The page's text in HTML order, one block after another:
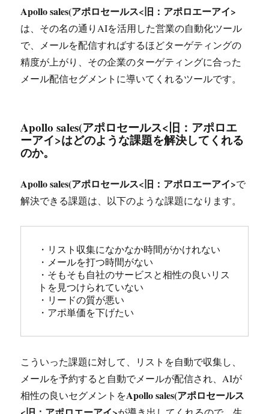
Apollo sales(アポロセールス<旧：アポロエーアイ>
は、その名の通りAIを活用した営業の自動化ツール
で、メールを配信すればするほどターゲティングの
精度が上がり、その企業のターゲティングに合った
メール配信セグメントに導いてくれるツールです。
Apollo sales(アポロセールス<旧：アポロエ
ーアイ>はどのような課題を解決してくれる
のか。
Apollo sales(アポロセールス<旧：アポロエーアイ>で
解決できる課題は、以下のような課題になります。
・リスト収集になかなか時間がかけれない
・メールを打つ時間がない
・そもそも自社のサービスと相性の良いリス
トを見つけられていない
・リードの質が悪い
・アポ単価を下げたい
こういった課題に対して、リストを自動で収集し、
メールを予約すると自動でメールが配信され、AIが
相性の良いセグメントをApollo sales(アポロセールス